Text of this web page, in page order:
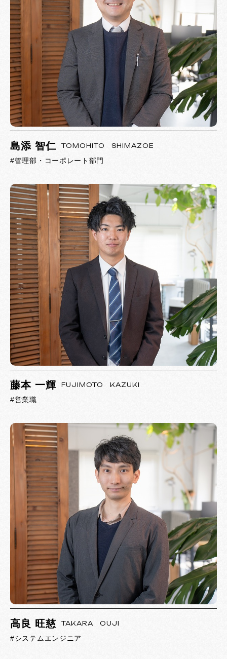
島添 智仁 TOMOHITO SHIMAZOE
#管理部・コーポレート部門
藤本 一輝 FUJIMOTO KAZUKI
#営業職
高良 旺慈 TAKARA OUJI
#システムエンジニア